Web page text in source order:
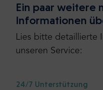
Ein paar weitere
Informationen
Lies bitte detaillierte
unseren Service:
24/7 Unterstützung